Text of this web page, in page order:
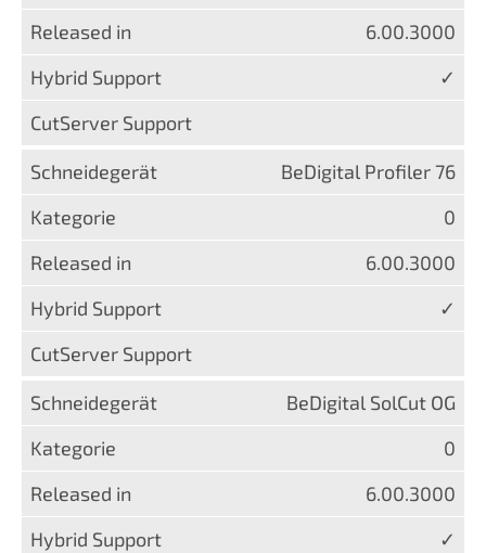
6.00.3000
✓
BeDigital Profiler 76
0
6.00.3000
✓
BeDigital SolCut OG
0
6.00.3000
✓